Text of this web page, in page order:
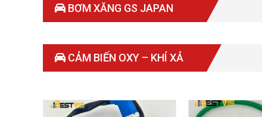
BƠM XĂNG GS JAPAN
CẢM BIẾN OXY – KHÍ XẢ